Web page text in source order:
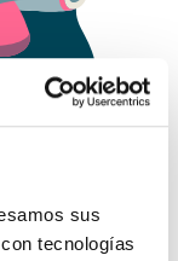
sus
tecnologías